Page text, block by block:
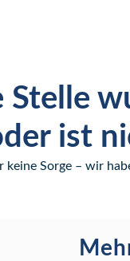
Stelle
ist
keine Sorge – wir